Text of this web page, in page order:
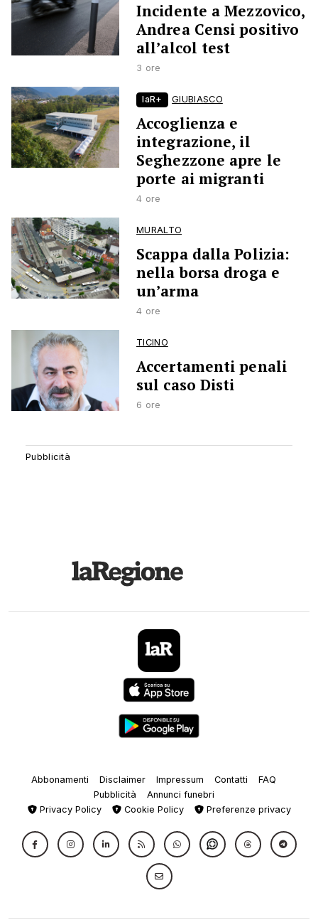
Incidente a Mezzovico,
Andrea Censi positivo
all’alcol test
3 ore
laR+ GIUBIASCO
Accoglienza e
integrazione, il
Seghezzone apre le
porte ai migranti
4 ore
MURALTO
Scappa dalla Polizia:
nella borsa droga e
un’arma
4 ore
TICINO
Accertamenti penali
sul caso Disti
6 ore
Abbonamenti Disclaimer Impressum Contatti
FAQ
Pubblicità
Annunci funebri
Privacy Policy
Cookie Policy Preferenze privacy